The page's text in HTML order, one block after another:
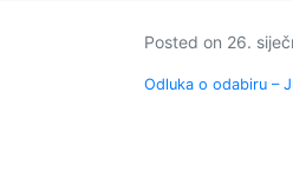
Posted on 26.
Odluka o odabiru –